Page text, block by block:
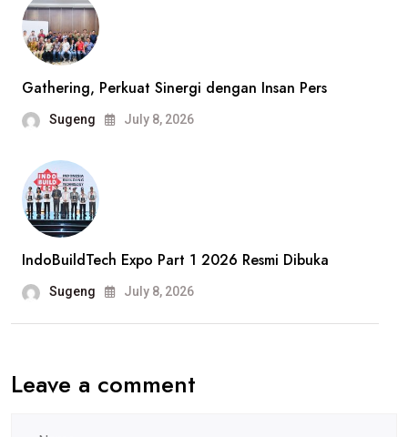
Sorotan
Gathering, Perkuat Sinergi dengan Insan Pers
Sugeng July 8, 2026
IndoBuildTech Expo Part 1 2026 Resmi Dibuka
Sugeng July 8, 2026
Leave a comment